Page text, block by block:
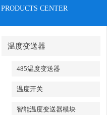
PRODUCTS CENTER
温度变送器
485温度变送器
温度开关
智能温度变送器模块